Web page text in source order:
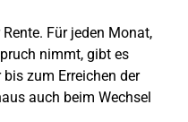
Für jeden Monat,
nimmt, gibt es
zum Erreichen der
auch beim Wechsel